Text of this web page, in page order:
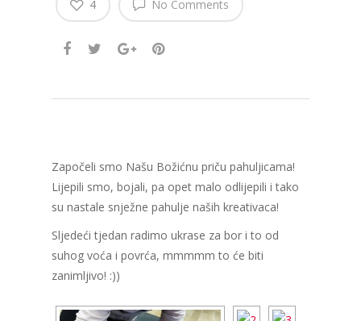
No Comments
4
Započeli smo Našu Božićnu priču pahuljicama!
Lijepili smo, bojali, pa opet malo odlijepili i tako
su nastale snježne pahulje naših kreativaca!
Sljedeći tjedan radimo ukrase za bor i to od
suhog voća i povrća, mmmmm to će biti
zanimljivo! :))